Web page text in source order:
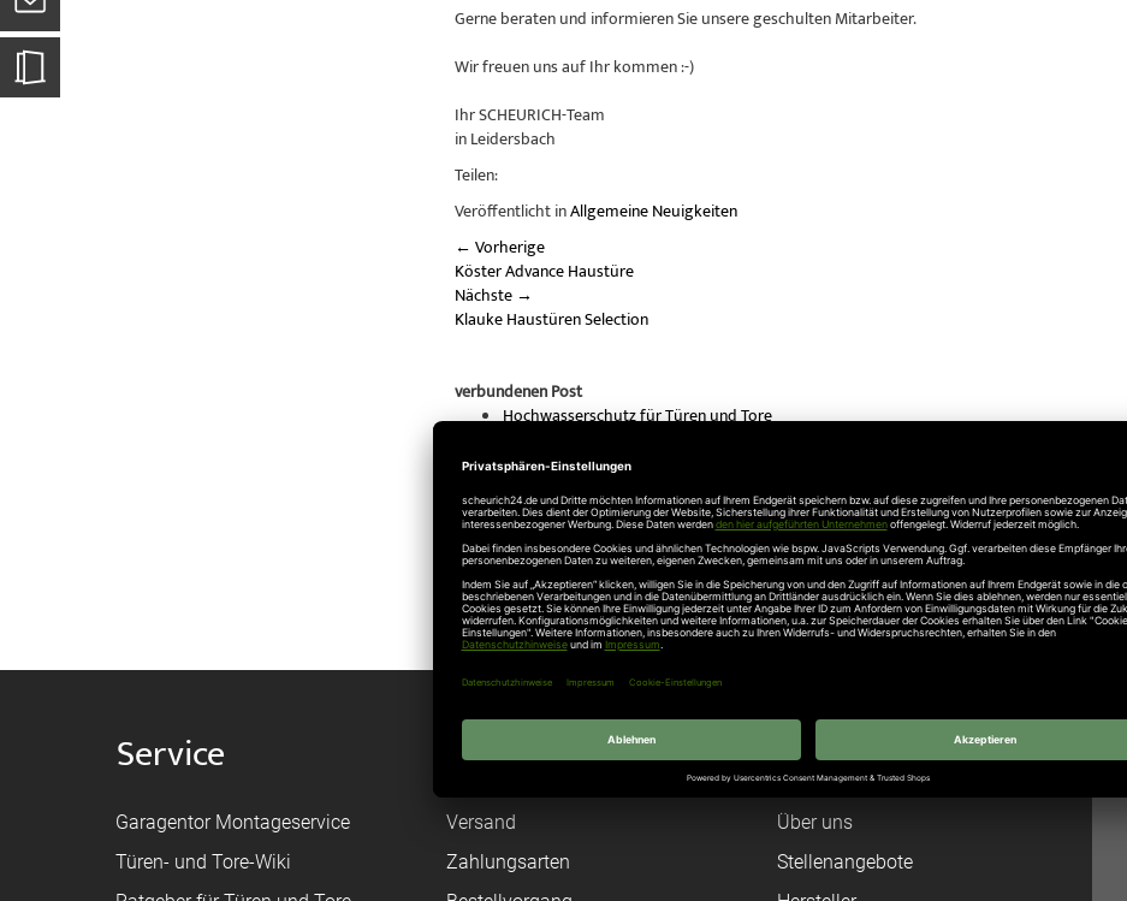
Gerne beraten und informieren Sie unsere geschulten Mitarbeiter.
Wir freuen uns auf Ihr kommen :-)
Ihr SCHEURICH-Team
in Leidersbach
Teilen:
Veröffentlicht inAllgemeine Neuigkeiten
← Vorherige
Köster Advance Haustüre
Nächste →
Klauke Haustüren Selection
verbundenen Post
Hochwasserschutz für Türen und Tore
Bürgermeister gratuliert scheurich24.de für die mehrfachen Auszeichnungen als
Service
Garagentor Montageservice
Türen- und Tore-Wiki
Shop
Versand
Zahlungsarten
Unternehmen
Über uns
Stellenangebote